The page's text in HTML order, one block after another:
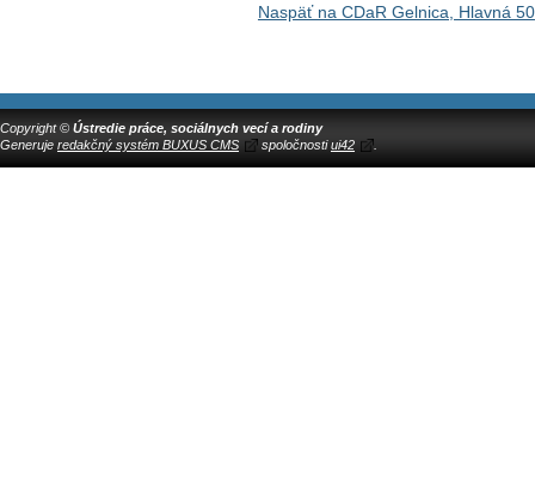
Naspäť na CDaR Gelnica, Hlavná 50
Copyright © Ústredie práce, sociálnych vecí a rodiny
Generuje redakčný systém BUXUS CMS spoločnostiui42